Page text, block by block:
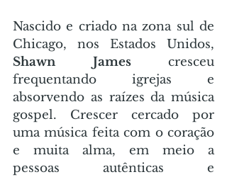
Nascido e criado na zona sul de
Shawn James cresceu
frequentando igrejas e
absorvendo as raízes da música
gospel. Crescer cercado por
uma música feita com o coração
e muita alma, em meio a
pessoas autênticas e